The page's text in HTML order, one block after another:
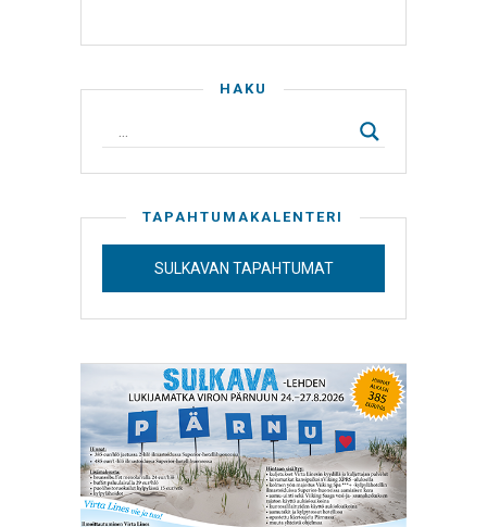
HAKU
TAPAHTUMAKALENTERI
SULKAVAN TAPAHTUMAT